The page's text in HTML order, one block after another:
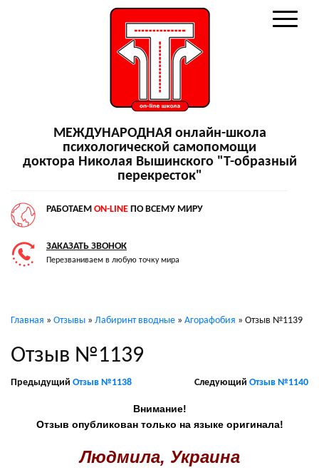
МЕЖДУНАРОДНАЯ онлайн-школа
психологической самопомощи
доктора Николая Вышинского "Т-образный
перекресток"
РАБОТАЕМ ON-LINE ПО ВСЕМУ МИРУ
ЗАКАЗАТЬ ЗВОНОК
Перезваниваем в любую точку мира
Главная » Отзывы » Лабиринт вводные » Агорафобия » Отзыв №1139
Отзыв №1139
Предыдущий Отзыв №1138 Следующий Отзыв №1140
Внимание!
Отзыв опубликован только на языке оригинала!
Людмила, Украина